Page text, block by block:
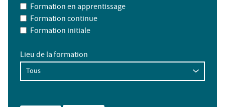
Formation en apprentissage
Formation continue
Formation initiale
Lieu de la formation